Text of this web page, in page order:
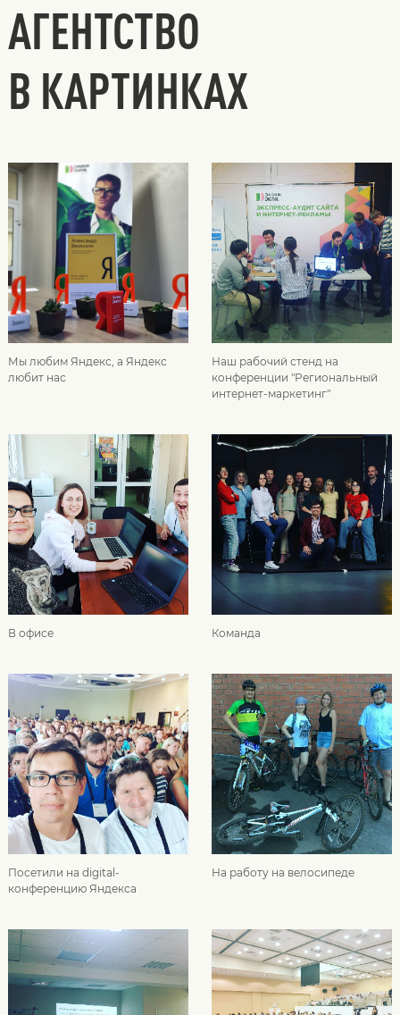
АГЕНТСТВО
В КАРТИНКАХ
Мы любим Яндекс, а Яндекс
любит нас
Наш рабочий стенд на
конференции "Региональный
интернет-маркетинг"
В офисе Команда
Посетили на digital-
конференцию Яндекса
На работу на велосипеде